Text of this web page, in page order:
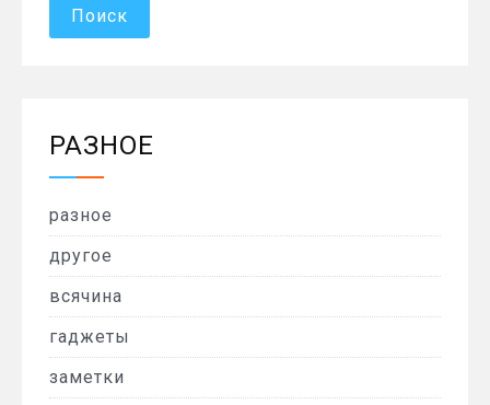
РАЗНОЕ
разное
другое
всячина
гаджеты
заметки